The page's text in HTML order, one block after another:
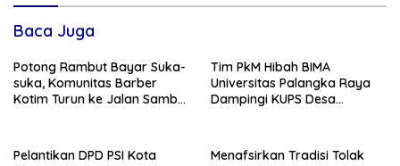
Baca Juga
Potong Rambut Bayar Suka-
suka, Komunitas Barber
Kotim Turun ke Jalan Sambut
Tim PkM Hibah BIMA
Universitas Palangka Raya
Dampingi KUPS Desa
Pelantikan DPD PSI Kota
Menafsirkan Tradisi Tolak